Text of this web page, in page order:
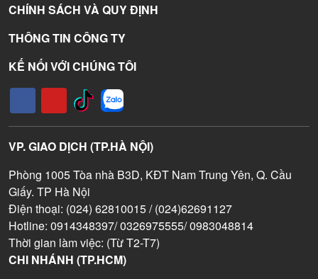
CHÍNH SÁCH VÀ QUY ĐỊNH
THÔNG TIN CÔNG TY
KẾ NỐI VỚI CHÚNG TÔI
VP. GIAO DỊCH (TP.HÀ NỘI)
Phòng 1005 Tòa nhà B3D, KĐT Nam Trung Yên, Q. Cầu
Giấy. TP Hà Nội
Điện thoại: (024) 62810015 / (024)62691127
Hotline: 0914348397/ 0326975555/ 0983048814
Thời gian làm việc: (Từ T2-T7)
CHI NHÁNH (TP.HCM)